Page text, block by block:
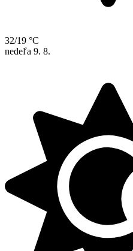
32/19 °C
nedeľa 9. 8.